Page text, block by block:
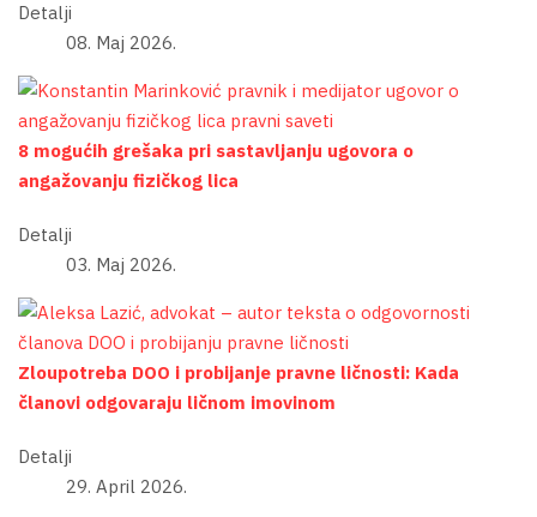
Detalji
08. Maj 2026.
8 mogućih grešaka pri sastavljanju ugovora o
angažovanju fizičkog lica
Detalji
03. Maj 2026.
Zloupotreba DOO i probijanje pravne ličnosti: Kada
članovi odgovaraju ličnom imovinom
Detalji
29. April 2026.